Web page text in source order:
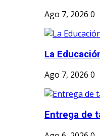
Ago 7, 2026 0
La
Ago 7, 2026 0
Entrega de